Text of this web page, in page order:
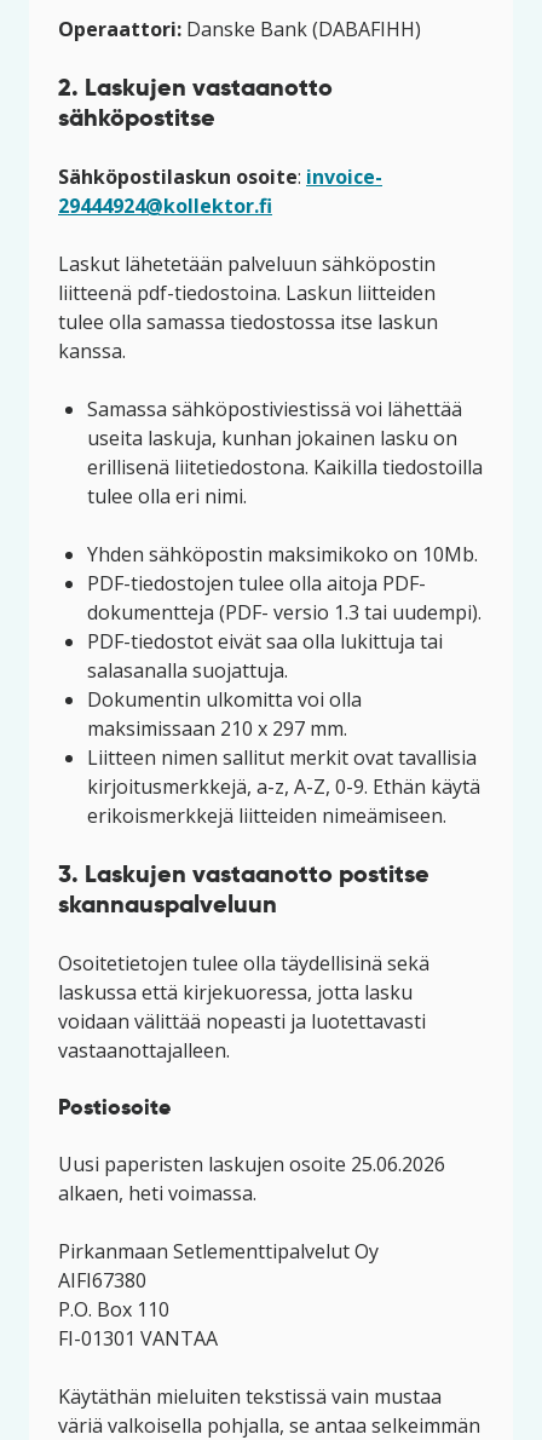
Operaattori: Danske Bank (DABAFIHH)
2. Laskujen vastaanotto
sähköpostitse
Sähköpostilaskun osoite: invoice-
29444924@kollektor.fi
Laskut lähetetään palveluun sähköpostin
liitteenä pdf-tiedostoina. Laskun liitteiden
tulee olla samassa tiedostossa itse laskun
kanssa.
Samassa sähköpostiviestissä voi lähettää
useita laskuja, kunhan jokainen lasku on
erillisenä liitetiedostona. Kaikilla tiedostoilla
tulee olla eri nimi.
Yhden sähköpostin maksimikoko on 10Mb.
PDF-tiedostojen tulee olla aitoja PDF-
dokumentteja (PDF- versio 1.3 tai uudempi).
PDF-tiedostot eivät saa olla lukittuja tai
salasanalla suojattuja.
Dokumentin ulkomitta voi olla
maksimissaan 210 x 297 mm.
Liitteen nimen sallitut merkit ovat tavallisia
kirjoitusmerkkejä, a-z, A-Z, 0-9. Ethän käytä
erikoismerkkejä liitteiden nimeämiseen.
3. Laskujen vastaanotto postitse
skannauspalveluun
Osoitetietojen tulee olla täydellisinä sekä
laskussa että kirjekuoressa, jotta lasku
voidaan välittää nopeasti ja luotettavasti
vastaanottajalleen.
Postiosoite
Uusi paperisten laskujen osoite 25.06.2026
alkaen, heti voimassa.
Pirkanmaan Setlementtipalvelut Oy
AIFI67380
P.O. Box 110
FI-01301 VANTAA
Käytäthän mieluiten tekstissä vain mustaa
väriä valkoisella pohjalla, se antaa selkeimmän